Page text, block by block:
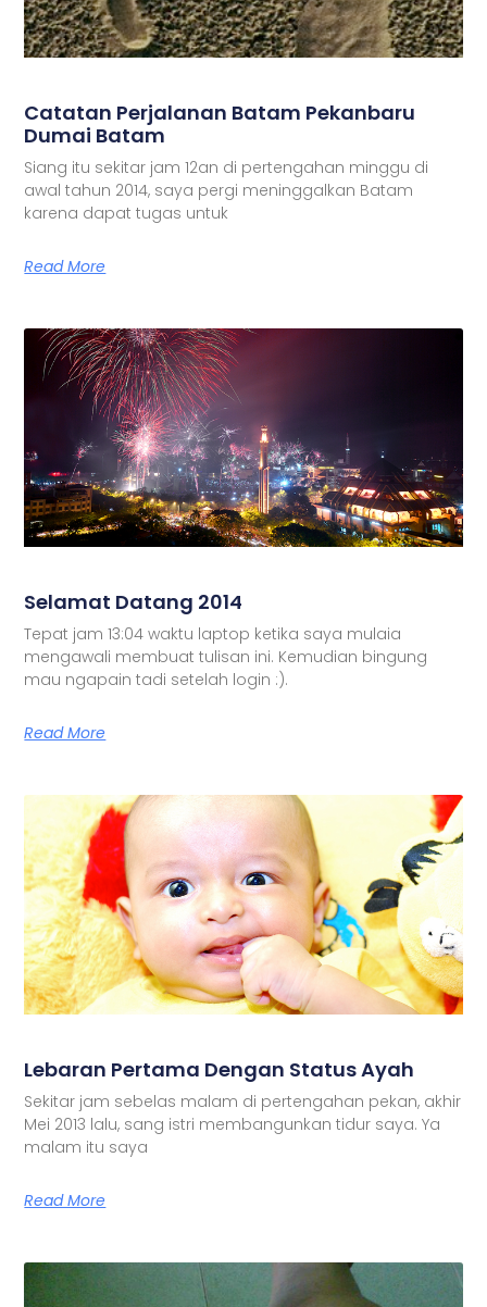
Catatan Perjalanan Batam Pekanbaru
Dumai Batam
Siang itu sekitar jam 12an di pertengahan minggu di
awal tahun 2014, saya pergi meninggalkan Batam
karena dapat tugas untuk
Read More
Selamat Datang 2014
Tepat jam 13:04 waktu laptop ketika saya mulaia
mengawali membuat tulisan ini. Kemudian bingung
mau ngapain tadi setelah login :).
Read More
Lebaran Pertama Dengan Status Ayah
Sekitar jam sebelas malam di pertengahan pekan, akhir
Mei 2013 lalu, sang istri membangunkan tidur saya. Ya
malam itu saya
Read More